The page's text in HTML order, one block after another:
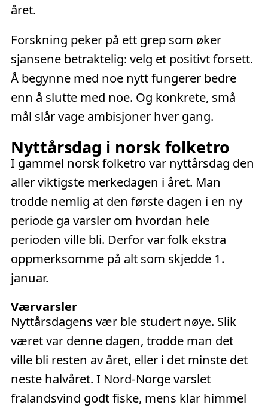
året.
Forskning peker på ett grep som øker
sjansene betraktelig: velg et positivt forsett.
Å begynne med noe nytt fungerer bedre
enn å slutte med noe. Og konkrete, små
mål slår vage ambisjoner hver gang.
Nyttårsdag i norsk folketro
I gammel norsk folketro var nyttårsdag den
aller viktigste merkedagen i året. Man
trodde nemlig at den første dagen i en ny
periode ga varsler om hvordan hele
perioden ville bli. Derfor var folk ekstra
oppmerksomme på alt som skjedde 1.
januar.
Værvarsler
Nyttårsdagens vær ble studert nøye. Slik
været var denne dagen, trodde man det
ville bli resten av året, eller i det minste det
neste halvåret. I Nord-Norge varslet
fralandsvind godt fiske, mens klar himmel